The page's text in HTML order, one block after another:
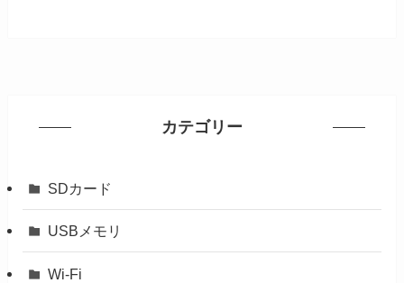
カテゴリー
SDカード
USBメモリ
Wi-Fi